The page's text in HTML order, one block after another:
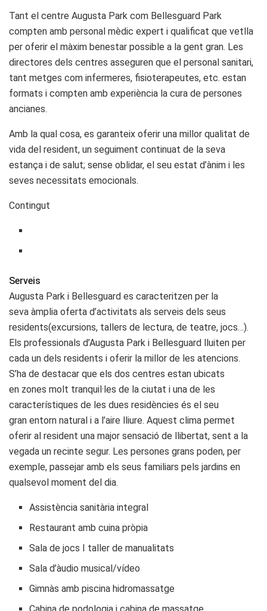
Tant el centre Augusta Park com Bellesguard Park
compten amb personal mèdic expert i qualificat que vetlla
per oferir el màxim benestar possible a la gent gran. Les
directores dels centres asseguren que el personal sanitari,
tant metges com infermeres, fisioterapeutes, etc. estan
formats i compten amb experiència la cura de persones
ancianes.
Amb la qual cosa, es garanteix oferir una millor qualitat de
vida del resident, un seguiment continuat de la seva
estança i de salut; sense oblidar, el seu estat d’ànim i les
seves necessitats emocionals.
Contingut
Serveis
Augusta Park i Bellesguard es caracteritzen per la
seva àmplia oferta d’activitats als serveis dels seus
residents(excursions, tallers de lectura, de teatre, jocs…).
Els professionals d’Augusta Park i Bellesguard lluiten per
cada un dels residents i oferir la millor de les atencions.
S’ha de destacar que els dos centres estan ubicats
en zones molt tranquil·les de la ciutat i una de les
característiques de les dues residències és el seu
gran entorn natural i a l’aire lliure. Aquest clima permet
oferir al resident una major sensació de llibertat, sent a la
vegada un recinte segur. Les persones grans poden, per
exemple, passejar amb els seus familiars pels jardins en
qualsevol moment del dia.
Assistència sanitària integral
Restaurant amb cuina pròpia
Sala de jocs I taller de manualitats
Sala d’àudio musical/vídeo
Gimnàs amb piscina hidromassatge